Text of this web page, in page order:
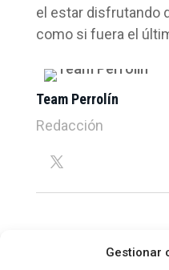
Gestionar
el estar disfrutando
como si fuera el
Team Perrolín
Redacción